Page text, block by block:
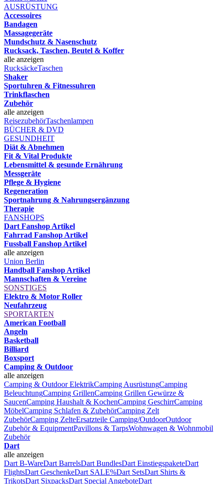
AUSRÜSTUNG
Accessoires
Bandagen
Massagegeräte
Mundschutz & Nasenschutz
Rucksack, Taschen, Beutel & Koffer
alle anzeigen
RucksäckeTaschen
Shaker
Sportuhren & Fitnessuhren
Trinkflaschen
Zubehör
alle anzeigen
ReisezubehörTaschenlampen
BÜCHER & DVD
GESUNDHEIT
Diät & Abnehmen
Fit & Vital Produkte
Lebensmittel & gesunde Ernährung
Messgeräte
Pflege & Hygiene
Regeneration
Sportnahrung & Nahrungsergänzung
Therapie
FANSHOPS
Dart Fanshop Artikel
Fahrrad Fanshop Artikel
Fussball Fanshop Artikel
alle anzeigen
Union Berlin
Handball Fanshop Artikel
Mannschaften & Vereine
SONSTIGES
Elektro & Motor Roller
Neufahrzeug
SPORTARTEN
American Football
Angeln
Basketball
Billiard
Boxsport
Camping & Outdoor
alle anzeigen
Camping & Outdoor ElektrikCamping AusrüstungCamping
BeleuchtungCamping GrillenCamping Grillen Gewürze &
SaucenCamping Haushalt & KochenCamping GeschirrCamping
MöbelCamping Schlafen & ZubehörCamping Zelt
ZubehörCamping ZelteErsatzteile Camping/OutdoorOutdoor
Zubehör & EquipmentPavillons & TarpsWohnwagen & Wohnmobil
Zubehör
Dart
alle anzeigen
Dart B-WareDart BarrelsDart BundlesDart EinstiegspaketeDart
FlightsDart GeschenkeDart SALE%Dart SetsDart Shirts &
TrikotsDart SixpacksDart Special AngeboteDart